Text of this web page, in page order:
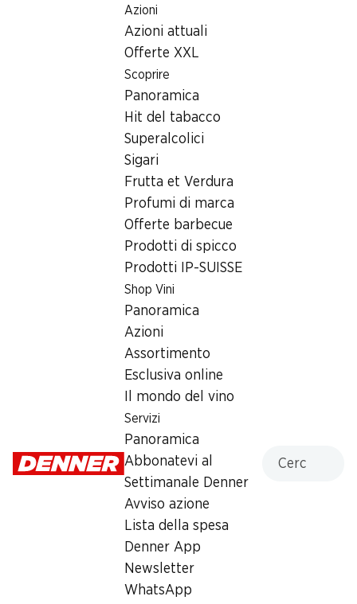
Azioni
Azioni attuali
Offerte XXL
Scoprire
Panoramica
Hit del tabacco
Superalcolici
Sigari
Frutta et Verdura
Profumi di marca
Offerte barbecue
Prodotti di spicco
Prodotti IP-SUISSE
Shop Vini
Panoramica
Azioni
Assortimento
Esclusiva online
Il mondo del vino
Servizi
Panoramica
Abbonatevi al
Settimanale Denner
Avviso azione
Lista della spesa
Denner App
Newsletter
WhatsApp
Ricerca di filiale
Filiale Denner Lindenallee 102, 3800 Interlaken
3800 Interlaken
Lindenallee 102, 3800 Interlaken
Orari di apertura
08:00 - 20:00
Prelievo di contanti con Post-Card / M-